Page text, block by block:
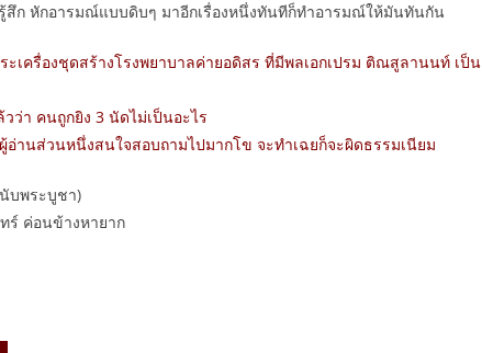
สึก หักอารมณ์แบบดิบๆ มาอีกเรื่องหนึ่งทันทีก็ทำอารมณ์ให้มันทันกัน
ะเครื่องชุดสร้างโรงพยาบาลค่ายอดิสร ที่มีพลเอกเปรม ติณสูลานนท์ เป็น
ว่า คนถูกยิง 3 นัดไม่เป็นอะไร
อ่านส่วนหนึ่งสนใจสอบถามไปมากโข จะทำเฉยก็จะผิดธรรมเนียม
บพระบูชา)
ร์ ค่อนข้างหายาก